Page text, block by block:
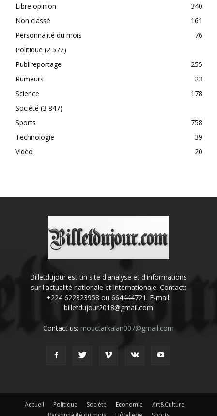
Libre opinion
340
Non classé
161
Personnalité du mois
76
Politique (2 572)
Publireportage
255
Rumeurs
23
Science
178
Société (3 847)
Sports
758
Technologie
39
Vidéo
20
Billetdujour est un site d'analyse et d'informations
sur l'actualité nationale et internationale. Contact:
+224 622323958 ou 664444721. E-mail:
billetdujour2018@gmail.com
Contact us: mouctarkalan007@gmail.com
Accueil Politique Société Economie
Art&Culture